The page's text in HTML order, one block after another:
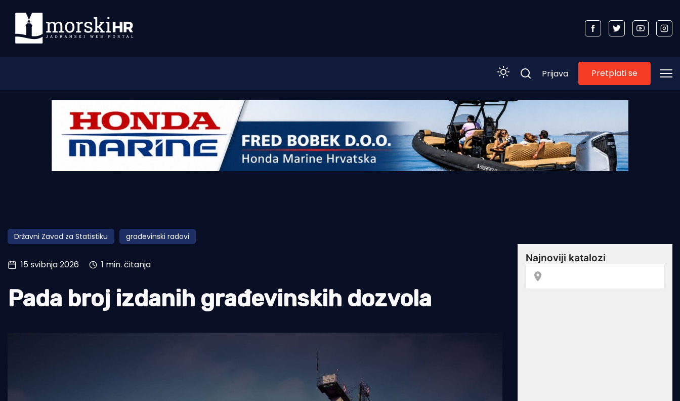
Morski plus
Pomorstvo
Ribolov
Tradicija i kultura
Prijava Pretplati se
Državni Zavod za Statistiku građevinski radovi
15 svibnja 2026 1 min. čitanja
Pada broj izdanih građevinskih dozvola